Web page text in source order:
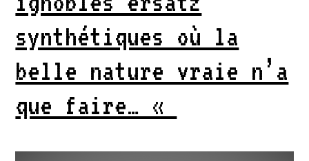
synthétiques où la
belle nature vraie n’a
que faire… «